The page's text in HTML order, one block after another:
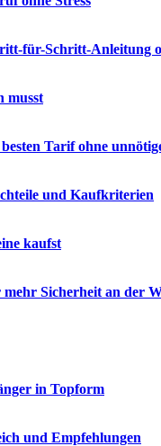
für-Schritt-Anleitung
musst
Tarif ohne
und Kaufkriterien
kaufst
Sicherheit an der
in Topform
und Empfehlungen